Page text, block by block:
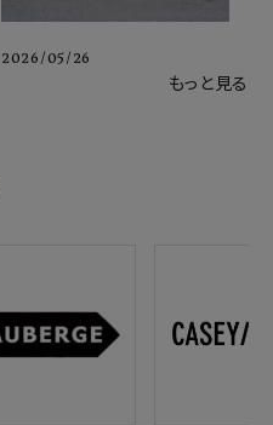
2026/05/26
もっと見る